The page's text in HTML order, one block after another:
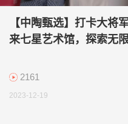
【中陶甄选】打卡大将
来七星艺术馆，探索无
2161
2023-12-19